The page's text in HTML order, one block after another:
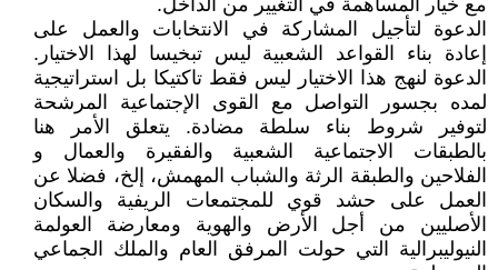
مع خيار المساهمة في التغيير من الداخل.
الدعوة لتأجيل المشاركة في الانتخابات والعمل على
إعادة بناء القواعد الشعبية ليس تبخيسا لهذا الاختيار.
الدعوة لنهج هذا الاختيار ليس فقط تاكتيكا بل استراتيجية
لمده بجسور التواصل مع القوى الإجتماعية المرشحة
لتوفير شروط بناء سلطة مضادة. يتعلق الأمر هنا
بالطبقات الاجتماعية الشعبية والفقيرة والعمال و
الفلاحين والطبقة الرثة والشباب المهمش، إلخ، فضلا عن
العمل على حشد قوي للمجتمعات الريفية والسكان
الأصليين من أجل الأرض والهوية ومعارضة العولمة
النيوليبرالية التي حولت المرفق العام والملك الجماعي